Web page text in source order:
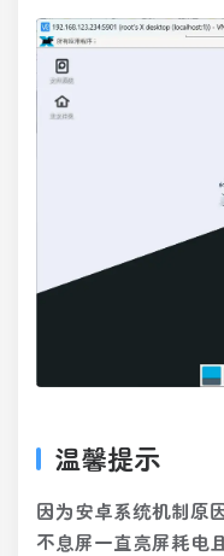
温馨提示
因为安卓系统机制原
不息屏一直亮屏耗电